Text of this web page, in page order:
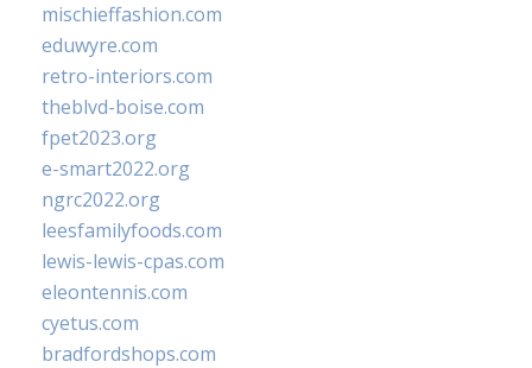
mischieffashion.com
eduwyre.com
retro-interiors.com
theblvd-boise.com
fpet2023.org
e-smart2022.org
ngrc2022.org
leesfamilyfoods.com
lewis-lewis-cpas.com
eleontennis.com
cyetus.com
bradfordshops.com